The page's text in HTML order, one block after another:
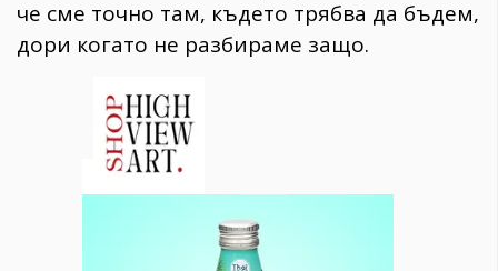
че сме точно там, където трябва да бъдем,
дори когато не разбираме защо.